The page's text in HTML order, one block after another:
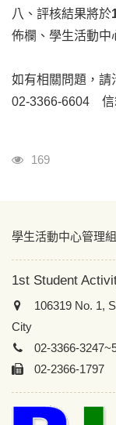
八、評核結果將於
佈欄、學生活動中
如有相關問題，
02-3366-6604 信
Visits
169
:::
學生活動中心管理組
1st Student
106319 No. 1,
City
02-3366-
02-2366-1797